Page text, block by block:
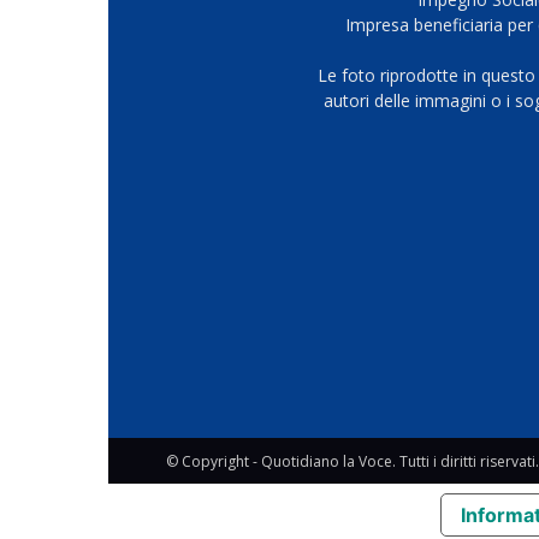
Impresa beneficiaria
Le foto riprodotte in
autori delle immagini o i
© Copyright - Quotidiano la Voce. Tutti i diritti riservati.